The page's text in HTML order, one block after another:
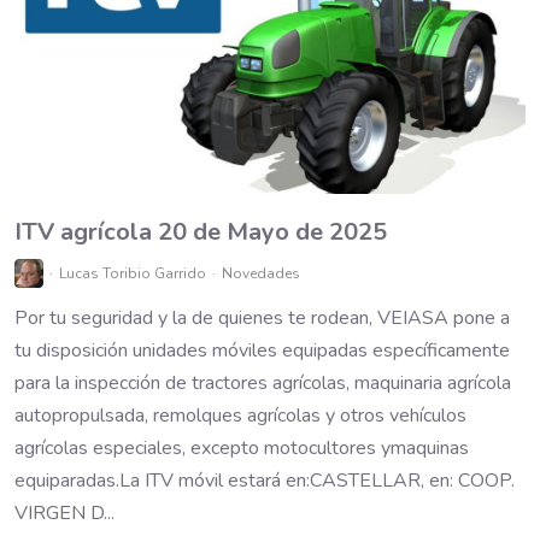
ITV agrícola 20 de Mayo de 2025
Lucas Toribio Garrido Novedades
Por tu seguridad y la de quienes te rodean, VEIASA pone a
tu disposición unidades móviles equipadas específicamente
para la inspección de tractores agrícolas, maquinaria agrícola
autopropulsada, remolques agrícolas y otros vehículos
agrícolas especiales, excepto motocultores ymaquinas
equiparadas.La ITV móvil estará en:CASTELLAR, en: COOP.
VIRGEN D...